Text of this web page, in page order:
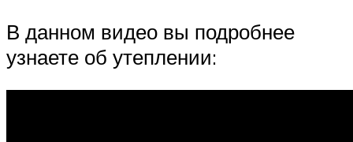
В данном видео вы подробнее
узнаете об утеплении: